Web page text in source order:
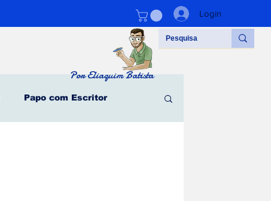
Login
Por Eliaquim Batista
Papo com Escritor